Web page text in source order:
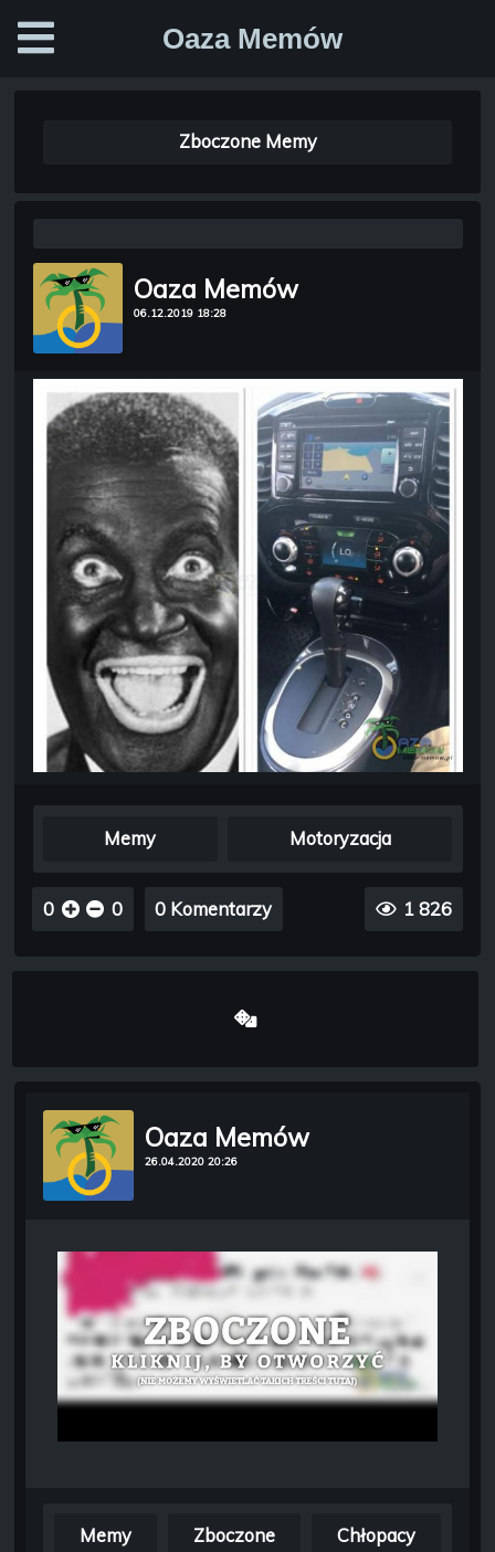
Oaza Memów
Zboczone Memy
Oaza Memów
06.12.2019 18:28
Memy Motoryzacja
0 0 0 Komentarzy 1 826
Oaza Memów
26.04.2020 20:26
Memy Zboczone Chłopacy